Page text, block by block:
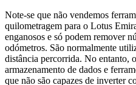
Note-se que não vendemos
quilometragem para o Lotus
enganosos e só podem remover
odómetros. São normalmente
distância percorrida. No entanto,
armazenamento de dados e
que não são capazes de inverter